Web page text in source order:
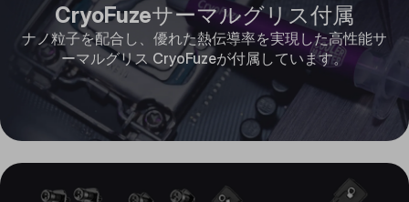
CryoFuzeサーマルグリス付属
ナノ粒子を配合し、優れた熱伝導率を実現した高性能サ
ーマルグリス CryoFuzeが付属しています。